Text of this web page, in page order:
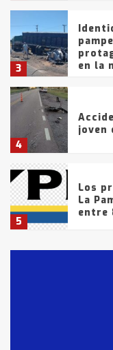
3
en la
4
joven
5
Los
La
entre